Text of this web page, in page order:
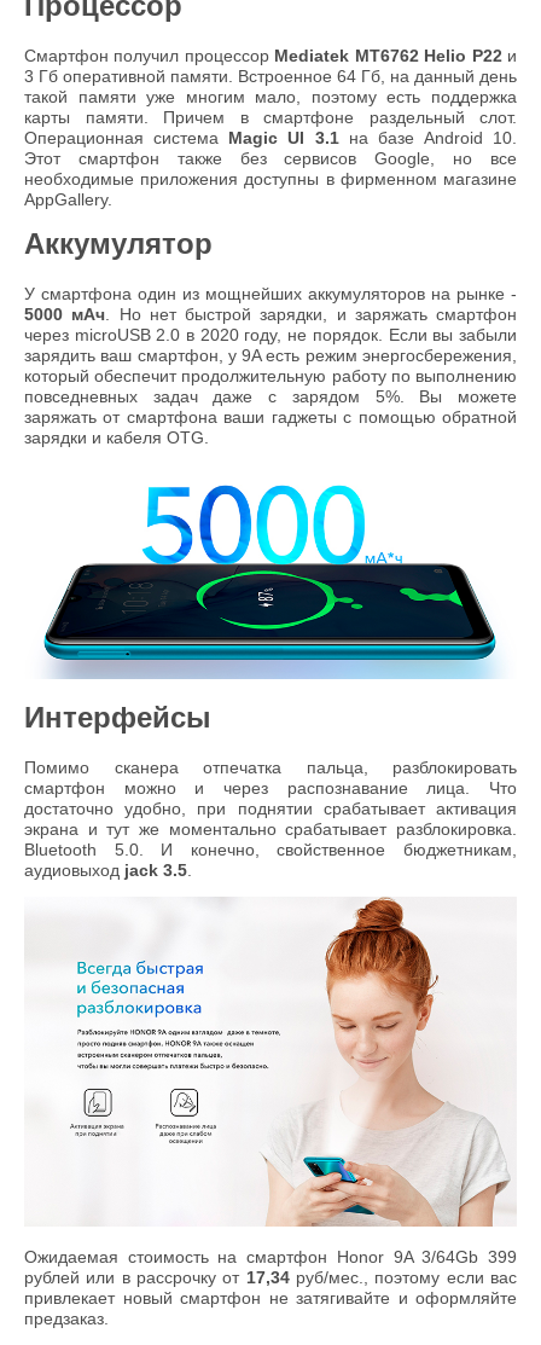
Смартфон получил процессор Mediatek MT6762 Helio P22и
3 Гб оперативной памяти. Встроенное 64 Гб, на данный день
такой памяти уже многим мало, поэтому есть поддержка
карты памяти. Причем в смартфоне раздельный слот.
Операционная система Magic UI 3.1на базе Android 10.
Этот смартфон также без сервисов Google, но все
необходимые приложения доступны в фирменном магазине
AppGallery.
Аккумулятор
У смартфона один из мощнейших аккумуляторов на рынке -
5000 мАч. Но нет быстрой зарядки, и заряжать смартфон
через microUSB 2.0 в 2020 году, не порядок. Если вы забыли
зарядить ваш смартфон, у 9A есть режим энергосбережения,
который обеспечит продолжительную работу по выполнению
повседневных задач даже с зарядом 5%. Вы можете
заряжать от смартфона ваши гаджеты с помощью обратной
зарядки и кабеля OTG.
Интерфейсы
Помимо сканера отпечатка пальца, разблокировать
смартфон можно и через распознавание лица. Что
достаточно удобно, при поднятии срабатывает активация
экрана и тут же моментально срабатывает разблокировка.
Bluetooth 5.0. И конечно, свойственное бюджетникам,
аудиовыход jack 3.5
Ожидаемая стоимость на смартфон Honor 9A 3/64Gb 399
рублей или в рассрочку от 17,34руб/мес., поэтому если вас
привлекает новый смартфон не затягивайте и оформляйте
предзаказ.